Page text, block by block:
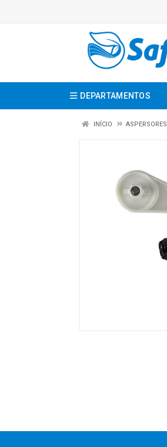
DEPARTAMENTOS
INÍCIO ASPERSORES